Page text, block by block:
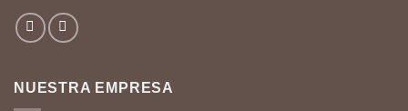
NUESTRA EMPRESA